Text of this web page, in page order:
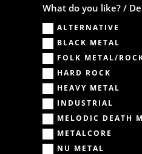
What do you like? /
ALTERNATIVE
BLACK METAL
FOLK METAL/
HARD ROCK
HEAVY METAL
INDUSTRIAL
MELODIC DEATH
METALCORE
NU METAL